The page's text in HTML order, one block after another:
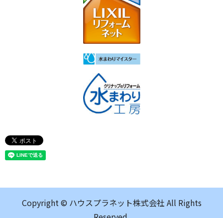
Copyright © ハウスプラネット株式会社 All Rights